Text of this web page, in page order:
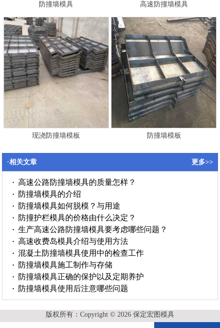
防撞墙模具 高速防撞墙模具
现浇防撞墙模板 防撞墙模板
更多>>
·相关文章
高速公路防撞墙模具的质量怎样？
防撞墙模具的介绍
防撞墙模具如何脱模？与用途
防撞护栏模具的价格由什么决定？
生产高速公路防撞墙模具要考虑哪些问题？
高速收费岛模具介绍与使用方法
混凝土防撞墙模具使用中的检查工作
防撞墙模具施工制作与存储
防撞墙模具正确的保护以及定期养护
防撞墙模具使用后注意哪些问题
版权所有：Copyright © 2026 保定宏图模具